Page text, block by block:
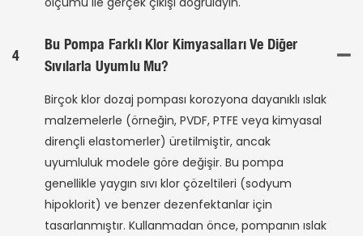
4
Bu Pompa Farklı Klor Kimyasalları Ve Diğer
Sıvılarla Uyumlu Mu?
Birçok klor dozaj pompası korozyona dayanıklı ıslak
malzemelerle (örneğin, PVDF, PTFE veya kimyasal
dirençli elastomerler) üretilmiştir, ancak
uyumluluk modele göre değişir. Bu pompa
genellikle yaygın sıvı klor çözeltileri (sodyum
hipoklorit) ve benzer dezenfektanlar için
tasarlanmıştır. Kullanmadan önce, pompanın ıslak